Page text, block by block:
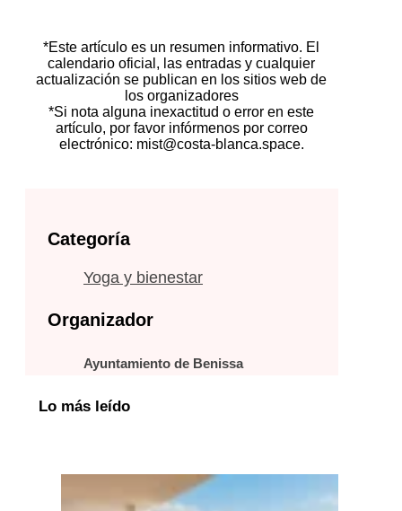
*Este artículo es un resumen informativo. El
calendario oficial, las entradas y cualquier
actualización se publican en los sitios web de
los organizadores
*Si nota alguna inexactitud o error en este
artículo, por favor infórmenos por correo
electrónico: mist@costa-blanca.space.
Categoría
Yoga y bienestar
Organizador
Ayuntamiento de Benissa
Lo más leído